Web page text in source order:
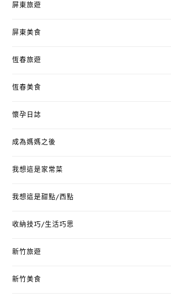
屏東旅遊
屏東美食
恆春旅遊
恆春美食
懷孕日誌
成為媽媽之後
我想這是家常菜
我想這是甜點/西點
收納技巧/生活巧思
新竹旅遊
新竹美食